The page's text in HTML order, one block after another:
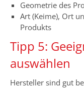
Geometrie des
Art (Keime), Ort
Produkts
Tipp 5:
auswählen
Hersteller sind gut